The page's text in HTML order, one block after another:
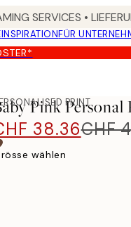
SERVICES •
INSPIRATIONFÜR
PRINT
Pink Personal
38.36CHF
wählen